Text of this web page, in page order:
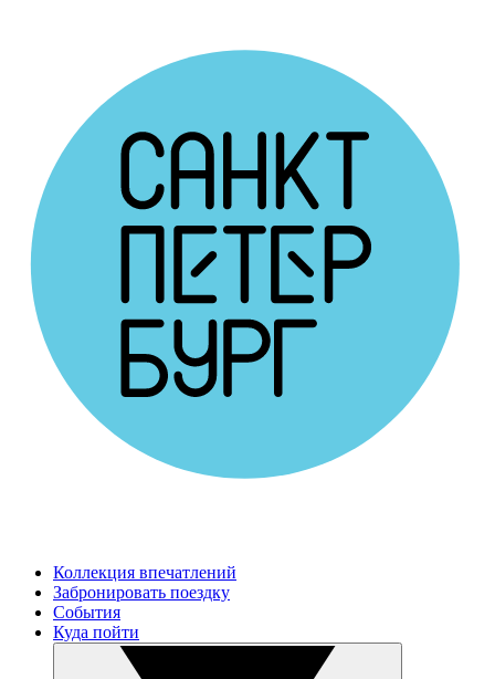
Коллекция впечатлений
Забронировать поездку
События
Куда пойти